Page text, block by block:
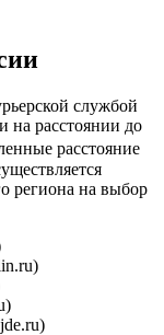
службой
на расстоянии до
расстояние
региона на выбор
)
)
jde.ru)